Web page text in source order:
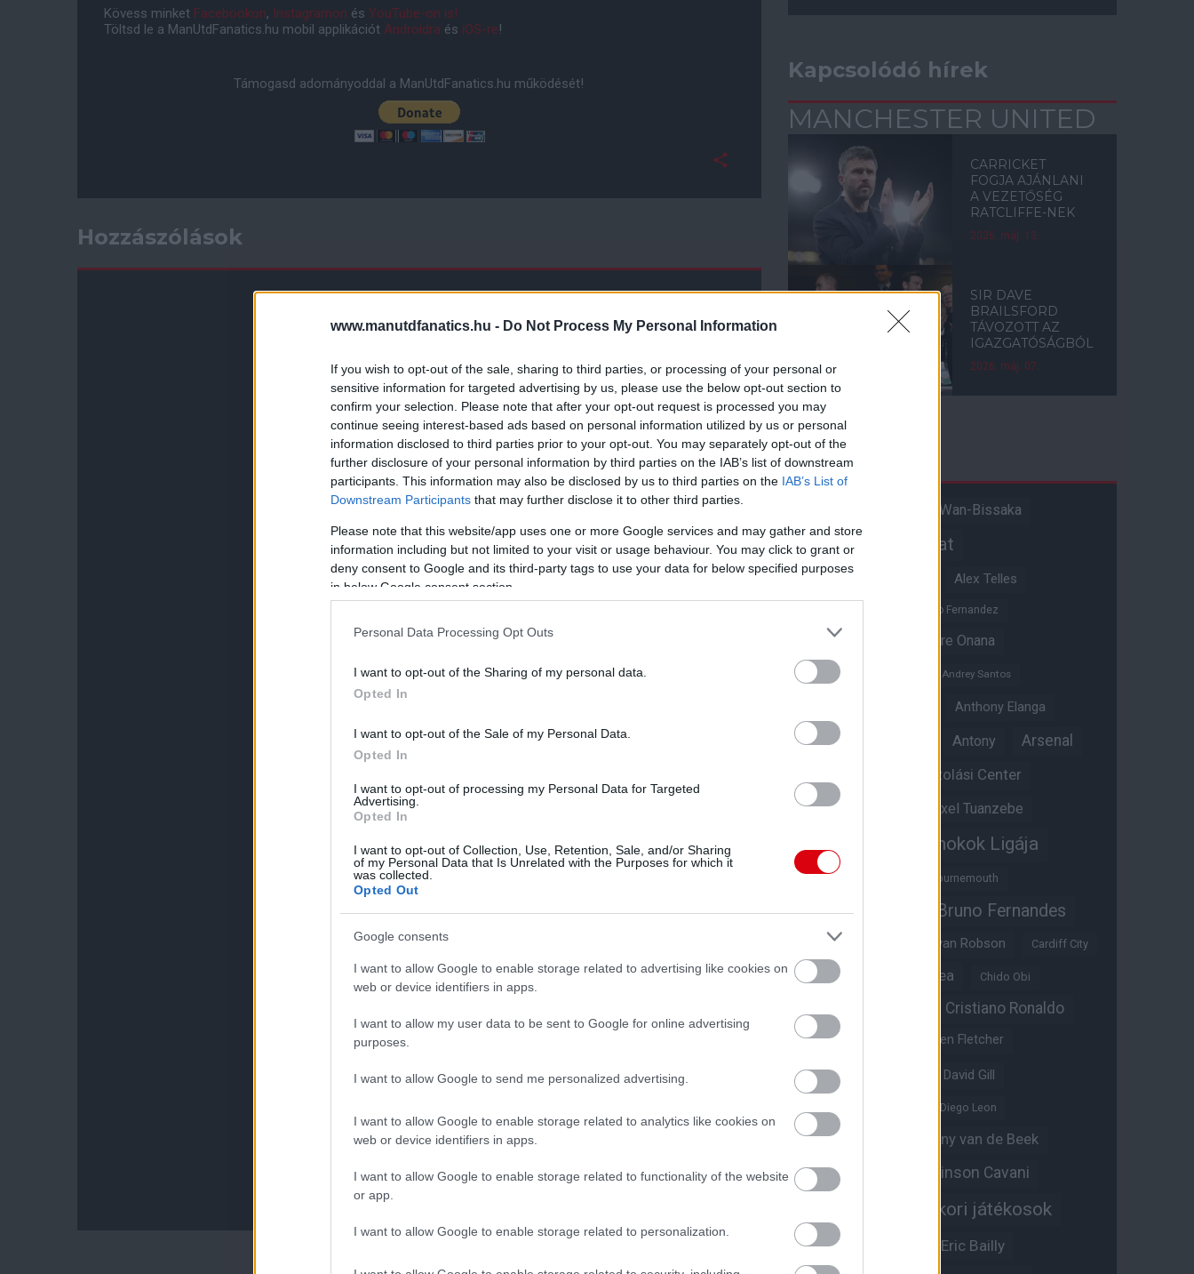
www.manutdfanatics.hu - Do Not Process My Personal Information
If you wish to opt-out of the sale, sharing to third parties, or processing of your personal or
sensitive information for targeted advertising by us, please use the below opt-out section to
confirm your selection. Please note that after your opt-out request is processed you may
continue seeing interest-based ads based on personal information utilized by us or personal
information disclosed to third parties prior to your opt-out. You may separately opt-out of the
further disclosure of your personal information by third parties on the IAB’s list of downstream
participants. This information may also be disclosed by us to third parties on the IAB’s List of
Downstream Participants that may further disclose it to other third parties.
Please note that this website/app uses one or more Google services and may gather and store
information including but not limited to your visit or usage behaviour. You may click to grant or
deny consent to Google and its third-party tags to use your data for below specified purposes
in below Google consent section.
Personal Data Processing Opt Outs
I want to opt-out of the Sharing of my personal data.
Opted In
I want to opt-out of the Sale of my Personal Data.
Opted In
I want to opt-out of processing my Personal Data for Targeted
Advertising.
Opted In
I want to opt-out of Collection, Use, Retention, Sale, and/or Sharing
of my Personal Data that Is Unrelated with the Purposes for which it
was collected.
Opted Out
Google consents
I want to allow Google to enable storage related to advertising like cookies on
web or device identifiers in apps.
I want to allow my user data to be sent to Google for online advertising
purposes.
I want to allow Google to send me personalized advertising.
I want to allow Google to enable storage related to analytics like cookies on
web or device identifiers in apps.
I want to allow Google to enable storage related to functionality of the website
or app.
I want to allow Google to enable storage related to personalization.
Kövess minket Facebookon, Instagramon és YouTube-on is!
Töltsd le a ManUtdFanatics.hu mobil applikációt Androidra és iOS-re!
Támogasd adományoddal a ManUtdFanatics.hu működését!
Hozzászólások
Kapcsolódó hírek
MANCHESTER UNITED
CARRICKET
FOGJA AJÁNLANI
A VEZETŐSÉG
RATCLIFFE-NEK
2026. máj. 13.
SIR DAVE
BRAILSFORD
TÁVOZOTT AZ
IGAZGATÓSÁGBÓL
2026. máj. 07.
Címkék
Aaron Wan-Bissaka
Akadémiai csapat
Alejandro Garnacho Alex Telles
Alvaro Fernandez
Amad Diallo
Andre Onana
Andreas Pereira
Andrey Santos
Anthony Elanga
Anthony Martial Antony Arsenal
Átigazolási Center
Átigazolások Axel Tuanzebe
Bajnokok Ligája
Benjamin Sesko Bournemouth
Brandon Williams Bruno Fernandes
Bryan Mbeumo Bryan Robson Cardiff City
Casemiro Chelsea Chido Obi
Cristiano Ronaldo
Crystal Palace Darren Fletcher
David De Gea David Gill
Diego Leon
Diogo Dalot
Donny van de Beek
Ed Woodward
Edinson Cavani
Egykori játékosok
Érdekességek Eric Bailly